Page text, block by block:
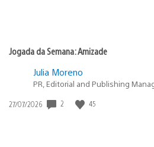
Jogada da Semana: Amizade
Julia Moreno
PR, Editorial and Publishing
Data
27/07/2026 2 45